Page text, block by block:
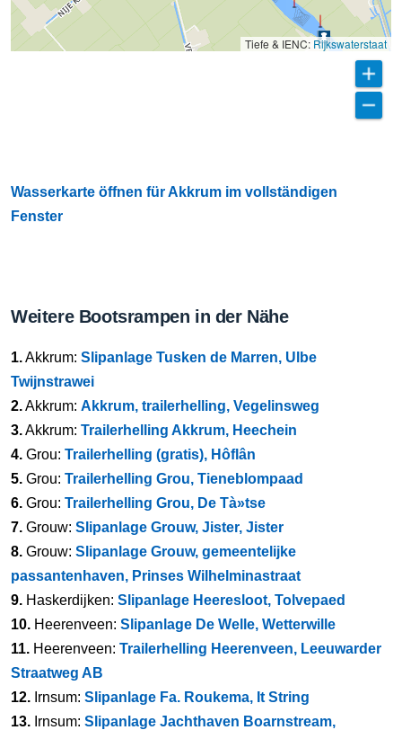
Tiefe & IENC: Rijkswaterstaat
Wasserkarte öffnen für Akkrum im vollständigen
Fenster
Weitere Bootsrampen in der Nähe
1.Akkrum: Slipanlage Tusken de Marren, Ulbe
Twijnstrawei
2.Akkrum: Akkrum, trailerhelling, Vegelinsweg
3.Akkrum: Trailerhelling Akkrum, Heechein
4. Grou: Trailerhelling (gratis), Hôflân
5. Grou: Trailerhelling Grou, Tieneblompaad
6. Grou: Trailerhelling Grou, De Tà»tse
7. Grouw: Slipanlage Grouw, Jister, Jister
8. Grouw: Slipanlage Grouw, gemeentelijke
passantenhaven, Prinses Wilhelminastraat
9. Haskerdijken: Slipanlage Heeresloot, Tolvepaed
10. Heerenveen: Slipanlage De Welle, Wetterwille
11. Heerenveen: Trailerhelling Heerenveen, Leeuwarder
Straatweg AB
12. Irnsum: Slipanlage Fa. Roukema, It String
13. Irnsum: Slipanlage Jachthaven Boarnstream,